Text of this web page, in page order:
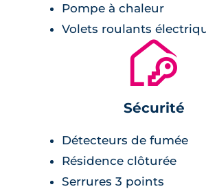
Pompe à chaleur
Volets roulants
🔐
Sécurité
Détecteurs de fumée
Résidence clôturée
Serrures 3 points